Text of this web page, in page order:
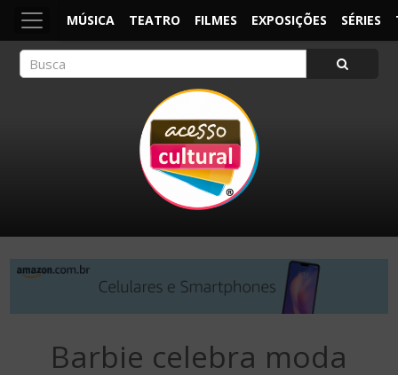
MÚSICA TEATRO FILMES EXPOSIÇÕES SÉRIES
Barbie celebra moda